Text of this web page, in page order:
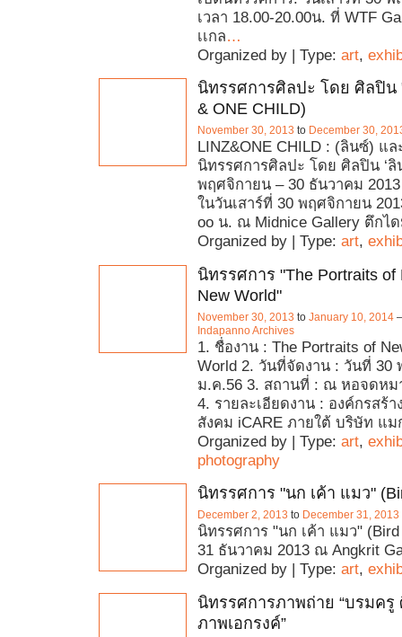
เวลา 18.00-20.00น. ที่ WTF
เเกล…
Organized by | Type: art,
นิทรรศการศิลปะ โดย ศิลปิน
& ONE CHILD)
November 30, 2013 to December 30,
LINZ&ONE CHILD : (ลินซ์) แ
นิทรรศการศิลปะ โดย ศิลปิน ‘ลิ
พฤศจิกายน – 30 ธันวาคม
ในวันเสาร์ที่ 30 พฤศจิกายน
oo น. ณ Midnice Gallery ตึกไ
Organized by | Type: art,
นิทรรศการ "The Portraits of
New World"
November 30, 2013 to January 10, 2014
Indapanno Archives
1. ชื่องาน : The Portraits of
World 2. วันที่จัดงาน : วันที่ 30
ม.ค.56 3. สถานที่ : ณ หอจดหม
4. รายละเอียดงาน : องค์กรสร้า
สังคม iCARE ภายใต้ บริษัท แม
Organized by | Type: art,
photography
นิทรรศการ "นก เค้า แมว"
December 2, 2013 to December 31, 2013
นิทรรศการ "นก เค้า แมว"
31 ธันวาคม 2013 ณ Angkrit
Organized by | Type: art,
นิทรรศการภาพถ่าย “บรมครู
ภาพเอกรงค์”